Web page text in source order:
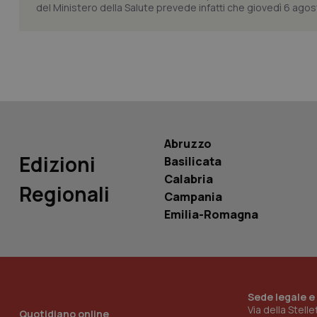
del Ministero della Salute prevede infatti che giovedì 6
Edizioni
Regionali
Abruzzo
Basilicata
Calabria
Campania
Emilia-Romagna
Quotidiano online
Sede legale
Via della
_ga_KM60CM4NPH